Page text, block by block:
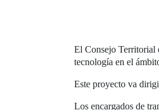
El Consejo Territorial
tecnología en el
Este proyecto va
Los encargados de